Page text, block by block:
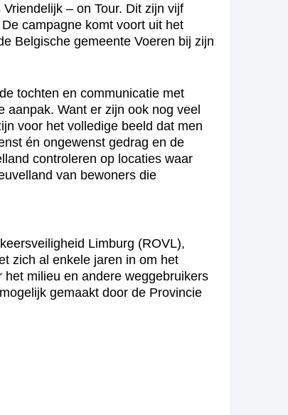
– on Tour. Dit zijn vijf
campagne komt voort uit het
Belgische gemeente Voeren bij zijn
tochten en communicatie met
aanpak. Want er zijn ook nog veel
voor het volledige beeld dat men
én ongewenst gedrag en de
controleren op locaties waar
van bewoners die
Limburg (ROVL),
zich al enkele jaren in om het
milieu en andere weggebruikers
gemaakt door de Provincie